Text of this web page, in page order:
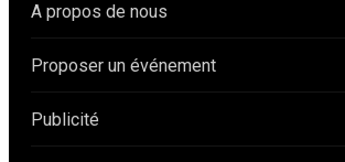
A propos de nous
Proposer un événement
Publicité